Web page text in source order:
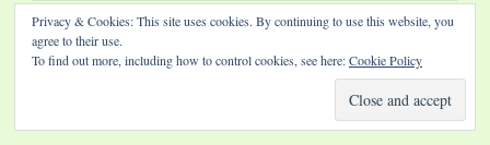
Privacy & Cookies: This site uses cookies. By continuing to use this website, you
agree to their use.
To find out more, including how to control cookies, see here:Cookie Policy